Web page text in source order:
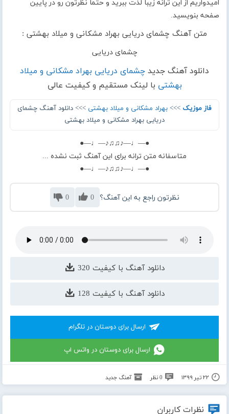
امیدواریم از این ترانه زیبا لذت ببرید و حتما نظرتون رو در پایین
صفحه بنویسید.
متن آهنگ چشمای دریایی بهراد مشکانی و میلاد بهشتی :
چشمای دریایی
دانلود آهنگ جدید چشمای دریایی بهراد مشکانی و میلاد
بهشتی با لینک مستقیم و کیفیت عالی
فاز موزیک >>> بهراد مشکانی و میلاد بهشتی >>> دانلود آهنگ چشمای
دریایی بهراد مشکانی و میلاد بهشتی
●—♩—♪♫♫♪—♩—●
متاسفانه متن ترانه برای این آهنگ ثبت نشده ...
●—♩—♪♫♫♪—♩—●
نظرتون راجع به این آهنگ؟ 0
0
دانلود آهنگ با کیفیت 320
دانلود آهنگ با کیفیت 128
ارسال برای دوستان در تلگرام
ارسال برای دوستان در واتس اپ
۲۲ تیر ۱۳۹۹ 0 نظر آهنگ جدید
نظرات کاربران